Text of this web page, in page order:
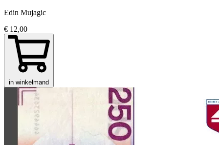
Edin Mujagic
€ 12,00
in winkelmand